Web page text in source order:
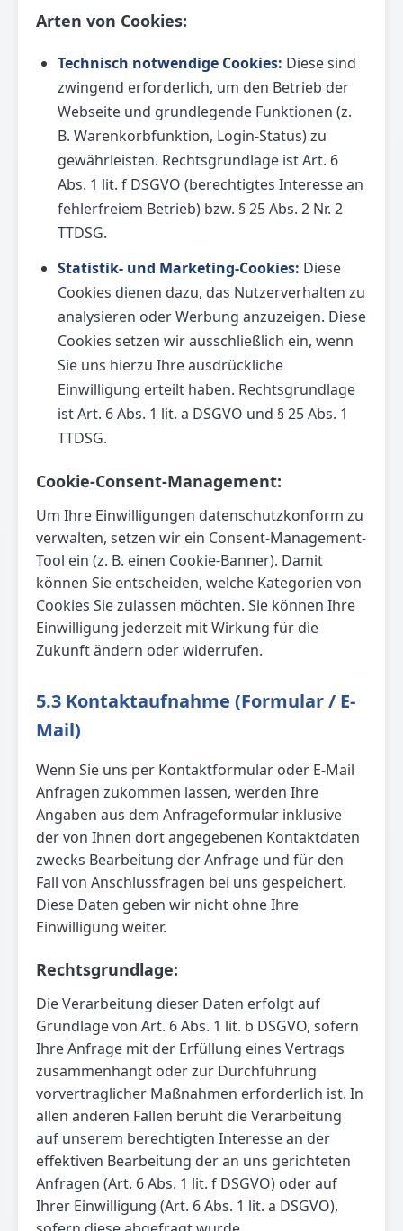
Arten von Cookies:
Technisch notwendige Cookies: Diese sind
zwingend erforderlich, um den Betrieb der
Webseite und grundlegende Funktionen (z.
B. Warenkorbfunktion, Login-Status) zu
gewährleisten. Rechtsgrundlage ist Art. 6
Abs. 1 lit. f DSGVO (berechtigtes Interesse an
fehlerfreiem Betrieb) bzw. § 25 Abs. 2 Nr. 2
TTDSG.
Statistik- und Marketing-Cookies: Diese
Cookies dienen dazu, das Nutzerverhalten zu
analysieren oder Werbung anzuzeigen. Diese
Cookies setzen wir ausschließlich ein, wenn
Sie uns hierzu Ihre ausdrückliche
Einwilligung erteilt haben. Rechtsgrundlage
ist Art. 6 Abs. 1 lit. a DSGVO und § 25 Abs. 1
TTDSG.
Cookie-Consent-Management:
Um Ihre Einwilligungen datenschutzkonform zu
verwalten, setzen wir ein Consent-Management-
Tool ein (z. B. einen Cookie-Banner). Damit
können Sie entscheiden, welche Kategorien von
Cookies Sie zulassen möchten. Sie können Ihre
Einwilligung jederzeit mit Wirkung für die
Zukunft ändern oder widerrufen.
5.3 Kontaktaufnahme (Formular / E-
Mail)
Wenn Sie uns per Kontaktformular oder E-Mail
Anfragen zukommen lassen, werden Ihre
Angaben aus dem Anfrageformular inklusive
der von Ihnen dort angegebenen Kontaktdaten
zwecks Bearbeitung der Anfrage und für den
Fall von Anschlussfragen bei uns gespeichert.
Diese Daten geben wir nicht ohne Ihre
Einwilligung weiter.
Rechtsgrundlage:
Die Verarbeitung dieser Daten erfolgt auf
Grundlage von Art. 6 Abs. 1 lit. b DSGVO, sofern
Ihre Anfrage mit der Erfüllung eines Vertrags
zusammenhängt oder zur Durchführung
vorvertraglicher Maßnahmen erforderlich ist. In
allen anderen Fällen beruht die Verarbeitung
auf unserem berechtigten Interesse an der
effektiven Bearbeitung der an uns gerichteten
Anfragen (Art. 6 Abs. 1 lit. f DSGVO) oder auf
Ihrer Einwilligung (Art. 6 Abs. 1 lit. a DSGVO),